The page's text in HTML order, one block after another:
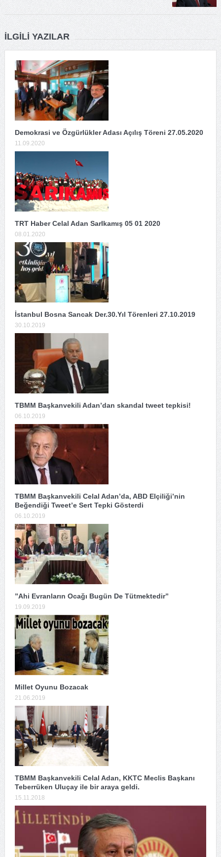
İLGILI YAZILAR
Demokrasi ve Özgürlükler Adası Açılış Töreni 27.05.2020
11.09.2020
TRT Haber Celal Adan SarIkamış 05 01 2020
08.01.2020
İstanbul Bosna Sancak Der.30.Yıl Törenleri 27.10.2019
30.10.2019
TBMM Başkanvekili Adan’dan skandal tweet tepkisi!
06.10.2019
TBMM Başkanvekili Celal Adan’da, ABD Elçiliği’nin
Beğendiği Tweet’e Sert Tepki Gösterdi
06.10.2019
”Ahi Evranların Ocağı Bugün De Tütmektedir”
19.09.2019
Millet Oyunu Bozacak
21.06.2019
TBMM Başkanvekili Celal Adan, KKTC Meclis Başkanı
Teberrüken Uluçay ile bir araya geldi.
15.11.2018